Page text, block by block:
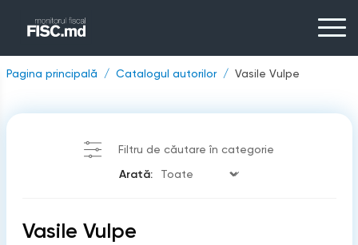
Pagina principală Catalogul autorilor Vasile Vulpe
Filtru de căutare în categorie
Arată:
Vasile Vulpe